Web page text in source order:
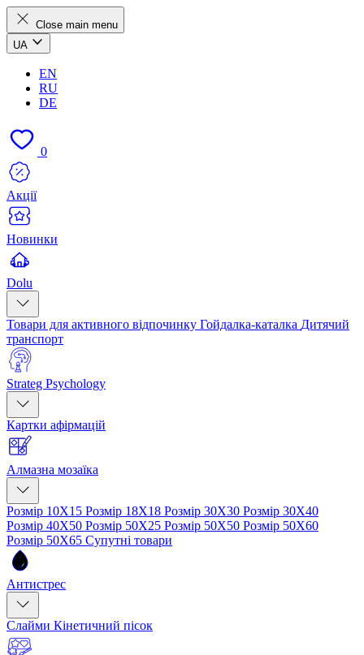
Close main menu
UA
EN
RU
DE
0
Акції
Новинки
Dolu
Товари для активного відпочинку Гойдалка-каталка Дитячий
транспорт
Strateg Psychology
Картки афірмацій
Алмазна мозаїка
Розмір 10Х15 Розмір 18Х18 Розмір 30Х30 Розмір 30Х40
Розмір 40Х50 Розмір 50Х25 Розмір 50Х50 Розмір 50Х60
Розмір 50Х65 Супутні товари
Антистрес
Слайми Кінетичний пісок